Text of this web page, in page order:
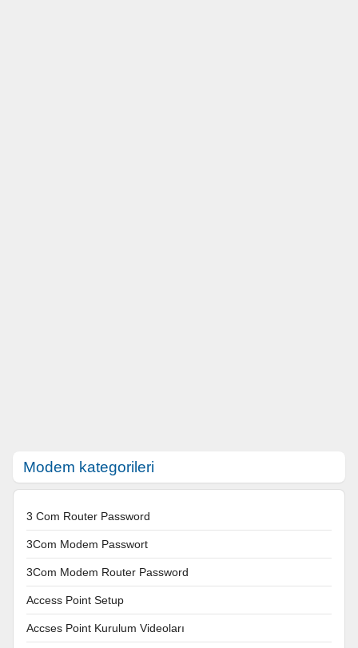
Modem kategorileri
3 Com Router Password
3Com Modem Passwort
3Com Modem Router Password
Access Point Setup
Accses Point Kurulum Videoları